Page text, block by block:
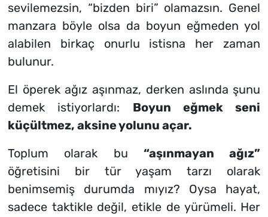
sevilemezsin, “bizden biri” olamazsın. Genel
manzara böyle olsa da boyun eğmeden yol
alabilen birkaç onurlu istisna her zaman
bulunur.
El öperek ağız aşınmaz, derken aslında şunu
demek istiyorlardı: Boyun eğmek seni
küçültmez, aksine yolunu açar.
Toplum olarak bu “aşınmayan ağız”
öğretisini bir tür yaşam tarzı olarak
benimsemiş durumda mıyız? Oysa hayat,
sadece taktikle değil, etikle de yürümeli. Her